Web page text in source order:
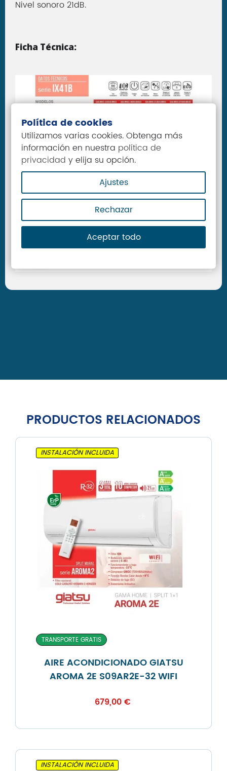
Nivel sonoro 21dB.
Ficha Técnica:
PRODUCTOS RELACIONADOS
INSTALACIÓN INCLUIDA
TRANSPORTE GRATIS
AIRE ACONDICIONADO GIATSU
AROMA 2E S09AR2E-32 WIFI
679,00€
INSTALACIÓN INCLUIDA
Política de cookies
Utilizamos varias cookies. Obtenga más
información en nuestra política de
privacidad y elija su opción.
Ajustes
Rechazar
Aceptar todo